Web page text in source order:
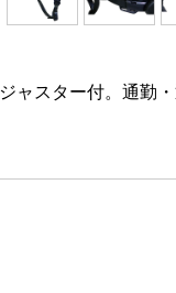
ャスター付。通勤・